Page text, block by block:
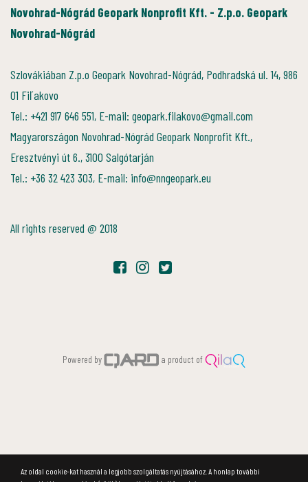
Novohrad-Nógrád Geopark Nonprofit Kft. - Z.p.o. Geopark
Novohrad-Nógrád
Szlovákiában Z.p.o Geopark Novohrad-Nógrád, Podhradská ul. 14, 986
01 Fiľakovo
Tel.: +421 917 646 551, E-mail: geopark.filakovo@gmail.com
Magyarországon Novohrad-Nógrád Geopark Nonprofit Kft.,
Eresztvényi út 6., 3100 Salgótarján
Tel.: +36 32 423 303, E-mail: info@nngeopark.eu
All rights reserved @ 2018
Powered by a product of
Az oldal cookie-kat használ a legjobb szolgáltatás nyújtásához. A honlap további